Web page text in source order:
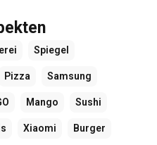
Spiegel
Pizza Samsung
Mango Sushi
Xiaomi Burger